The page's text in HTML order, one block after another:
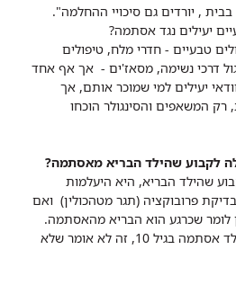
, יורדים גם סיכויי ההחלמה".
יעילים נגד אסתמה?
טבעיים - חדרי מלח, טיפולים
דרכי נשימה, מסאז'ים - אך אף אחד
יעילים למי שמוכר אותם, אך
המשאפים והסינגולר הוכחו
לקבוע שהילד הבריא מאסתמה?
שהילד הבריא, היא היעלמות
פרובוקציה (תגר מטהכולין) ואם
לומר שכרגע הוא הבריא מהאסתמה.
אבל, גם אם אמרנו שאין לילד אסתמה בגיל 10, זה לא אומר שלא